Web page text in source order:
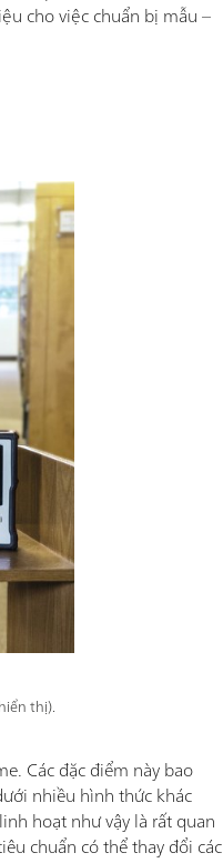
cho việc chuẩn bị mẫu –
thị).
Các đặc điểm này bao
nhiều hình thức khác
hoạt như vậy là rất quan
chuẩn có thể thay đổi các